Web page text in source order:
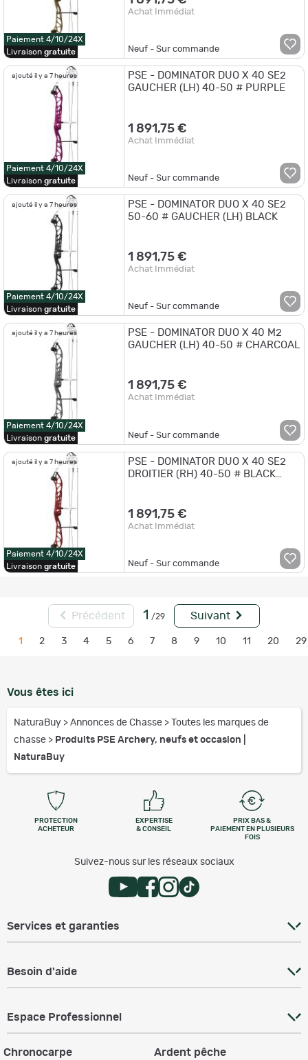
Paiement 4/10/24X
Livraison gratuite
Achat Immédiat
Neuf - Sur commande
ajouté il y a 7 heures
Paiement 4/10/24X
Livraison gratuite
PSE - DOMINATOR DUO X 40 SE2
GAUCHER (LH) 40-50 # PURPLE
1 891,75 €
Achat Immédiat
Neuf - Sur commande
ajouté il y a 7 heures
Paiement 4/10/24X
Livraison gratuite
PSE - DOMINATOR DUO X 40 SE2
50-60 # GAUCHER (LH) BLACK
1 891,75 €
Achat Immédiat
Neuf - Sur commande
ajouté il y a 7 heures
Paiement 4/10/24X
Livraison gratuite
PSE - DOMINATOR DUO X 40 M2
GAUCHER (LH) 40-50 # CHARCOAL
1 891,75 €
Achat Immédiat
Neuf - Sur commande
ajouté il y a 7 heures
Paiement 4/10/24X
Livraison gratuite
PSE - DOMINATOR DUO X 40 SE2
DROITIER (RH) 40-50 # BLACK
1 891,75 €
Achat Immédiat
Neuf - Sur commande
Précédent 1 /29 Suivant
1 2 3 4 5 6 7 8 9 10 11 20 29
Vous êtes ici
NaturaBuy > Annonces de Chasse >
Toutes les marques de
chasse > Produits PSE Archery, neufs et occasion |
NaturaBuy
PROTECTION
ACHETEUR
EXPERTISE
& CONSEIL
PRIX BAS &
PAIEMENT EN PLUSIEURS
FOIS
Suivez-nous sur les réseaux sociaux
Services et garanties
Besoin d'aide
Espace Professionnel
Chronocarpe Ardent pêche